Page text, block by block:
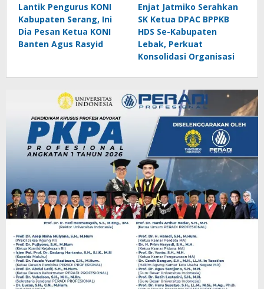
Lantik Pengurus KONI
Kabupaten Serang, Ini
Dia Pesan Ketua KONI
Banten Agus Rasyid
Enjat Jatmiko Serahkan
SK Ketua DPAC BPPKB
HDS Se-Kabupaten
Lebak, Perkuat
Konsolidasi Organisasi